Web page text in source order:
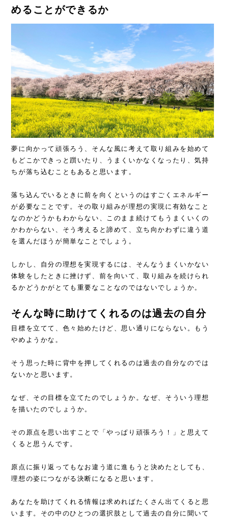
めることができるか
夢に向かって頑張ろう、そんな風に考えて取り組みを始めて
もどこかできっと躓いたり、うまくいかなくなったり、気持
ちが落ち込むこともあると思います。
落ち込んでいるときに前を向くというのはすごくエネルギー
が必要なことです。その取り組みが理想の実現に有効なこと
なのかどうかもわからない、このまま続けてもうまくいくの
かわからない、そう考えると諦めて、立ち向かわずに違う道
を選んだほうが簡単なことでしょう。
しかし、自分の理想を実現するには、そんなうまくいかない
体験をしたときに挫けず、前を向いて、取り組みを続けられ
るかどうかがとても重要なことなのではないでしょうか。
そんな時に助けてくれるのは過去の自分
目標を立てて、色々始めたけど、思い通りにならない。もう
やめようかな。
そう思った時に背中を押してくれるのは過去の自分なのでは
ないかと思います。
なぜ、その目標を立てたのでしょうか。なぜ、そういう理想
を描いたのでしょうか。
その原点を思い出すことで「やっぱり頑張ろう！」と思えて
くると思うんです。
原点に振り返ってもなお違う道に進もうと決めたとしても、
理想の姿につながる決断になると思います。
あなたを助けてくれる情報は求めればたくさん出てくると思
います。その中のひとつの選択肢として過去の自分に聞いて